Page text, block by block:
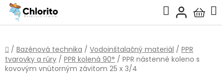
Prejsť
obsah
Hľadať
košík
Domov
/ Bazénová technika / Vodoinštalačný materiál / PPR
tvarovky a rúry / PPR kolená 90° / PPR nástenné koleno s
kovovým vnútorným závitom 25 x 3/4